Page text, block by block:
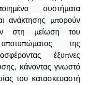
συστήματα
ανάκτησης μπορούν
στη μείωση του
της
έξυπνες
κάνοντας γνωστό
του κατασκευαστή